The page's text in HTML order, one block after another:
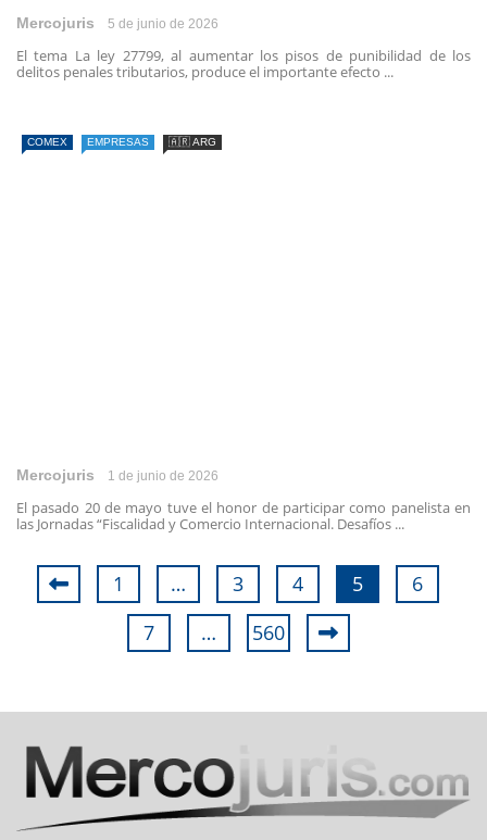
Mercojuris 5 de junio de 2026
El tema La ley 27799, al aumentar los pisos de punibilidad de los
delitos penales tributarios, produce el importante efecto ...
COMEX EMPRESAS 🇦🇷 ARG
Mercojuris 1 de junio de 2026
El pasado 20 de mayo tuve el honor de participar como panelista en
las Jornadas “Fiscalidad y Comercio Internacional. Desafíos ...
1 … 3 4 5
6
7
… 560